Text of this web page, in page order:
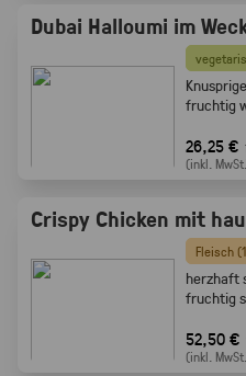
Dubai Halloumi im
fruchtig
26,25 €
(inkl.
Fleisch
herzhaft
fruchtig
52,50 €
(inkl.